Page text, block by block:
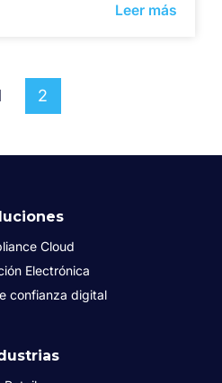
Leer más
2
Cloud
Electrónica
confianza digital